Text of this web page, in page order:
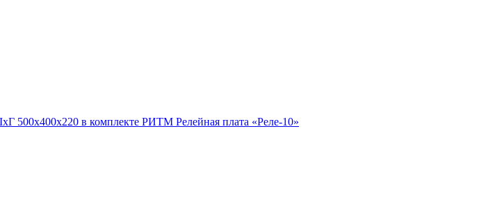
в комплекте РИТМ Релейная плата «Реле-10»